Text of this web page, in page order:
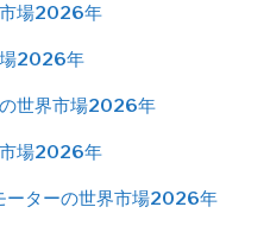
市場2026年
場2026年
世界市場2026年
市場2026年
ーターの世界市場2026年